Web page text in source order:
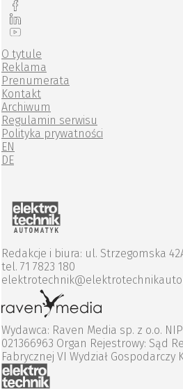
O tytule
Reklama
Prenumerata
Kontakt
Archiwum
Regulamin serwisu
Polityka prywatności
EN
DE
Redakcje i biura: ul. Strzegomska
tel. 71 7823 180
Wydawca: Raven Media sp. z o.o. NIP
021366963 Organ Rejestrowy: Sąd
Fabrycznej VI Wydział Gospodarczy